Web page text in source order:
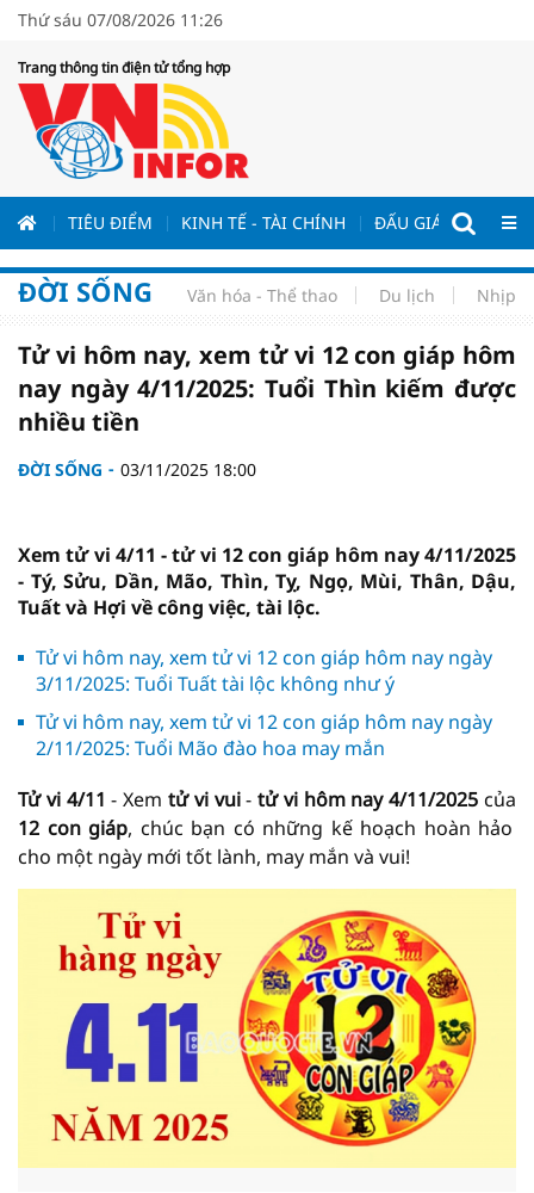
Thứ sáu 07/08/2026 11:26
Trang thông tin điện tử tổng hợp
TIÊU ĐIỂM KINH TẾ - TÀI CHÍNH ĐẤU GIÁ - ĐẤU
ĐỜI SỐNG Văn hóa - Thể thao Du lịch Nhịp
Tử vi hôm nay, xem tử vi 12 con giáp hôm
nay ngày 4/11/2025: Tuổi Thìn kiếm được
nhiều tiền
ĐỜI SỐNG 03/11/2025 18:00
Xem tử vi 4/11 - tử vi 12 con giáp hôm nay 4/11/2025
- Tý, Sửu, Dần, Mão, Thìn, Tỵ, Ngọ, Mùi, Thân, Dậu,
Tuất và Hợi về công việc, tài lộc.
Tử vi hôm nay, xem tử vi 12 con giáp hôm nay ngày
3/11/2025: Tuổi Tuất tài lộc không như ý
Tử vi hôm nay, xem tử vi 12 con giáp hôm nay ngày
2/11/2025: Tuổi Mão đào hoa may mắn
Tử vi 4/11- Xem tử vi vui-tử vi hôm nay 4/11/2025 của
12 con giáp, chúc bạn có những kế hoạch hoàn hảo
cho một ngày mới tốt lành, may mắn và vui!